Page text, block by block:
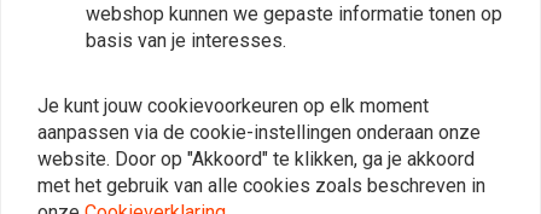
KILLER CUSTOM
VOORWIELVERPLAATSING
RECHTS VOOR. ZWART
ALL BALLS
webshop kunnen we gepaste informatie tonen op
basis van je interesses.
Je kunt jouw cookievoorkeuren op elk moment
aanpassen via de cookie-instellingen onderaan onze
website. Door op "Akkoord" te klikken, ga je akkoord
met het gebruik van alle cookies zoals beschreven in